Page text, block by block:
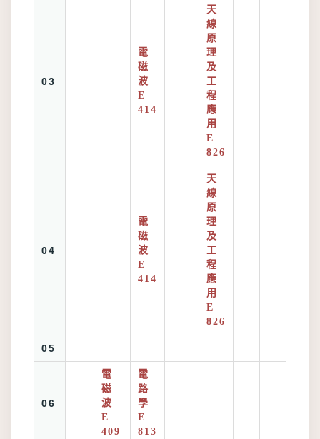
03
電
磁
波
E
414
天
線
原
理
及
工
程
應
用
E
826
04
電
磁
波
E
414
天
線
原
理
及
工
程
應
用
E
826
05
06
電
磁
波
E
409
電
路
學
E
813